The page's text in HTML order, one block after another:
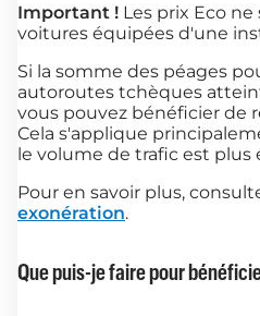
Important ! Les prix Eco
voitures équipées d'une
Si la somme des péages
autoroutes tchèques
vous pouvez bénéficier de
Cela s'applique
le volume de trafic est plus
Pour en savoir plus,
exonération.
Que puis-je faire pour